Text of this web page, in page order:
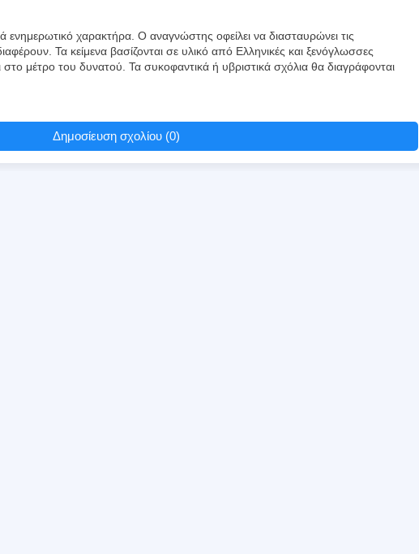
χαρακτήρα. Ο αναγνώστης οφείλει να διασταυρώνει τις
Τα κείμενα βασίζονται σε υλικό από Ελληνικές και ξενόγλωσσες
στο μέτρο του δυνατού. Τα συκοφαντικά ή υβριστικά σχόλια θα διαγράφονται
Δημοσίευση σχολίου (0)